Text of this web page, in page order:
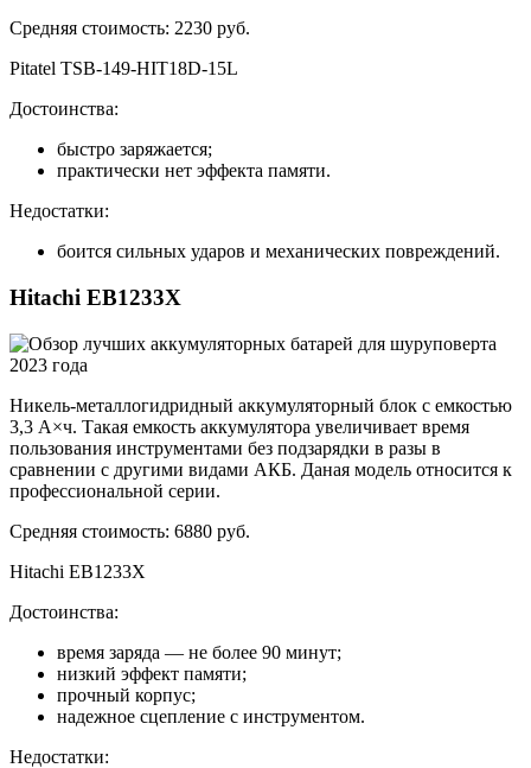
Средняя стоимость: 2230 руб.
Pitatel TSB-149-HIT18D-15L
Достоинства:
быстро заряжается;
практически нет эффекта памяти.
Недостатки:
боится сильных ударов и механических повреждений.
Hitachi EB1233X
Никель-металлогидридный аккумуляторный блок с емкостью
3,3 А×ч. Такая емкость аккумулятора увеличивает время
пользования инструментами без подзарядки в разы в
сравнении с другими видами АКБ. Даная модель относится к
профессиональной серии.
Средняя стоимость: 6880 руб.
Hitachi EB1233X
Достоинства:
время заряда — не более 90 минут;
низкий эффект памяти;
прочный корпус;
надежное сцепление с инструментом.
Недостатки: